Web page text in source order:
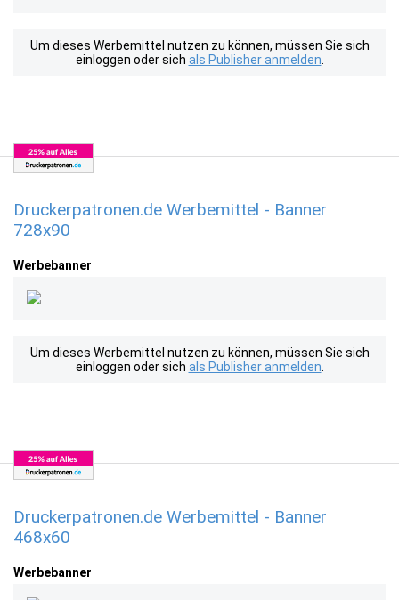
Um dieses Werbemittel nutzen zu können, müssen Sie sich
einloggen oder sich als Publisher anmelden
Druckerpatronen.de Werbemittel - Banner
728x90
Werbebanner
Um dieses Werbemittel nutzen zu können, müssen Sie sich
einloggen oder sich als Publisher anmelden
Druckerpatronen.de Werbemittel - Banner
468x60
Werbebanner